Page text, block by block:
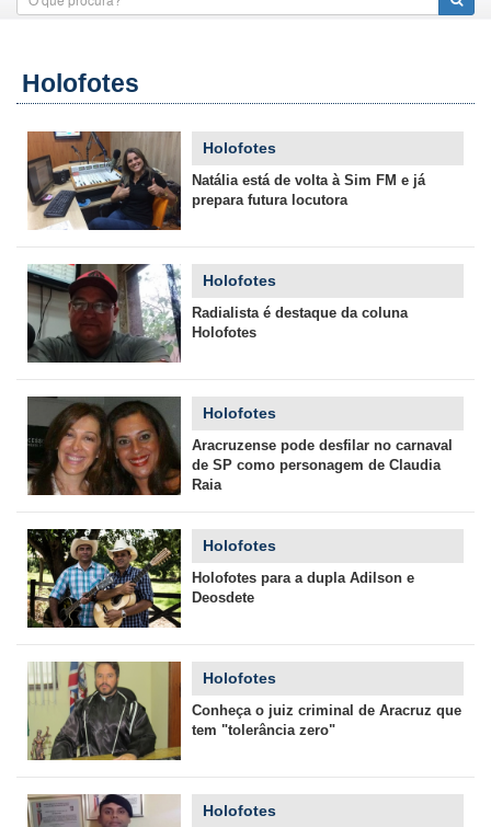
Holofotes
Holofotes
Natália está de volta à Sim FM e já
prepara futura locutora
Holofotes
Radialista é destaque da coluna
Holofotes
Holofotes
Aracruzense pode desfilar no carnaval
de SP como personagem de Claudia
Raia
Holofotes
Holofotes para a dupla Adilson e
Deosdete
Holofotes
Conheça o juiz criminal de Aracruz que
tem "tolerância zero"
Holofotes